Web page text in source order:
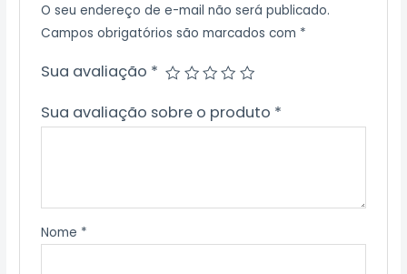
O seu endereço de e-mail não será publicado.
Campos obrigatórios são marcados com *
Sua avaliação *
Sua avaliação sobre o produto *
Nome *